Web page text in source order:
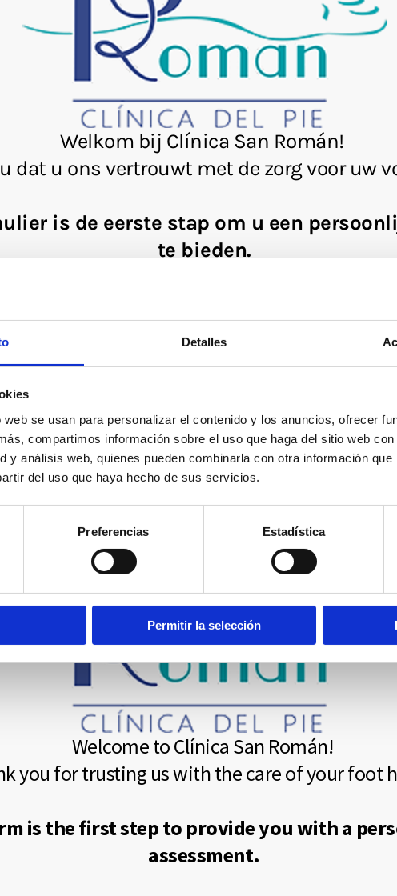
Detalles
se usan para personalizar el contenido y los anuncios, ofrecer
compartimos información sobre el uso que haga del sitio web
y análisis web, quienes pueden combinarla con otra información
del uso que haya hecho de sus servicios.
Preferencias Estadística
Permitir la selección